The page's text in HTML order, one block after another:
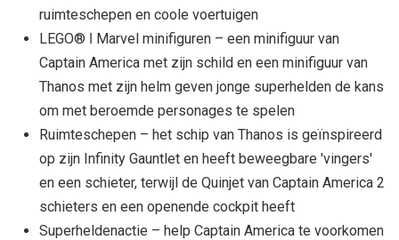
ruimteschepen en coole voertuigen
LEGO® ǀ Marvel minifiguren – een minifiguur van
Captain America met zijn schild en een minifiguur van
Thanos met zijn helm geven jonge superhelden de kans
om met beroemde personages te spelen
Ruimteschepen – het schip van Thanos is geïnspireerd
op zijn Infinity Gauntlet en heeft beweegbare 'vingers'
en een schieter, terwijl de Quinjet van Captain America 2
schieters en een openende cockpit heeft
Superheldenactie – help Captain America te voorkomen